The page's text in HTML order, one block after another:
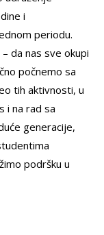
i
periodu.
da nas sve okupi
počnemo sa
tih aktivnosti, u
i na rad sa
generacije,
podršku u